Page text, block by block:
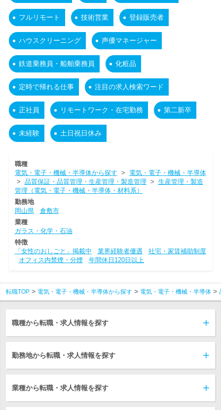
フルリモート 技術営業 登録販売者
ハウスクリーニング 声優マネージャー
鉄道乗務員・船舶乗務員 化粧品
定時で帰れる仕事 注目の求人検索ワード
正社員 リモートワーク・在宅勤務 第二新卒
未経験 土日祝日休み
職種
電気・電子・機械・半導体から探す > 電気・電子・機械・半導体
> 品質保証・品質管理・生産管理・製造管理 > 生産管理・製造
管理（電気・電子・機械・半導体・材料系）
勤務地
岡山県
倉敷市
業種
ガラス・化学・石油
特徴
「女性のおしごと」掲載中
業界経験者優遇
社宅・家賃補助制度
オフィス内禁煙・分煙
年間休日120日以上
転職TOP 電気・電子・機械・半導体から探す 電気・電子・機械・半導体
職種から転職・求人情報を探す
勤務地から転職・求人情報を探す
業種から転職・求人情報を探す